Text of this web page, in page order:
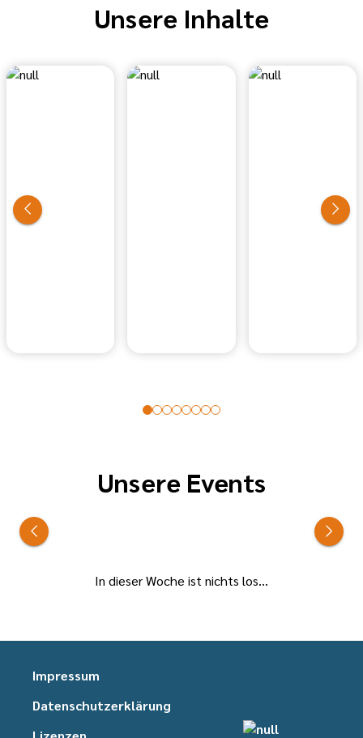
Unsere Inhalte
Unsere Events
In dieser Woche ist nichts los...
Impressum
Datenschutzerklärung